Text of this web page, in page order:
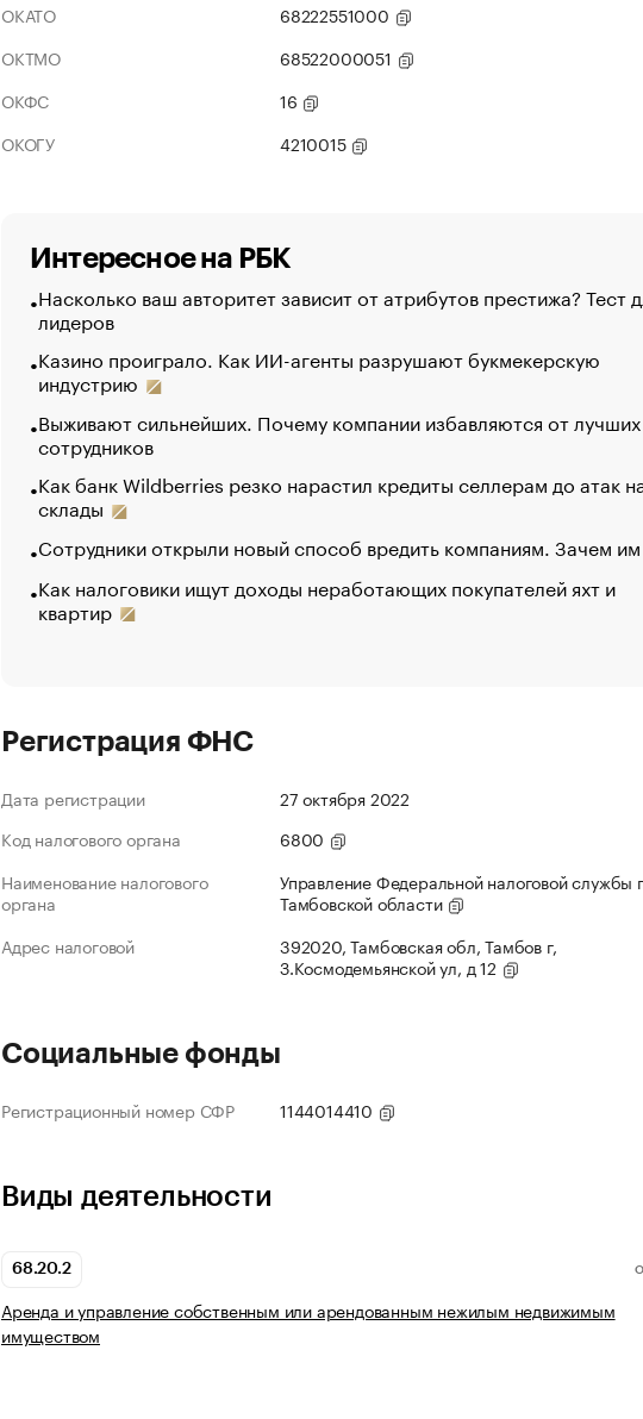
ОКАТО
68222551000
ОКТМО
68522000051
ОКФС
16
ОКОГУ
4210015
Интересное на РБК
Насколько ваш авторитет зависит от атрибутов престижа? Тест
лидеров
Казино проиграло. Как ИИ-агенты разрушают букмекерскую
индустрию
Выживают сильнейших. Почему компании избавляются от лучших
сотрудников
Как банк Wildberries резко нарастил кредиты селлерам до атак
склады
Сотрудники открыли новый способ вредить компаниям. Зачем
Как налоговики ищут доходы неработающих покупателей яхт и
квартир
Регистрация ФНС
Дата регистрации
27 октября 2022
Код налогового органа
6800
Наименование налогового
органа
Управление Федеральной налоговой службы
Тамбовской области
Адрес налоговой
392020, Тамбовская обл, Тамбов г,
З.Космодемьянской ул, д 12
Социальные фонды
Регистрационный номер СФР 1144014410
Виды деятельности
68.20.2
Аренда и управление собственным или арендованным нежилым недвижимым
имуществом